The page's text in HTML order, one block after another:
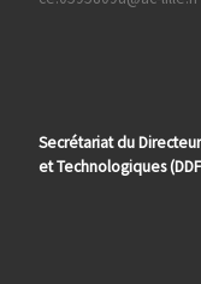
Secrétariat du
et Technologiques